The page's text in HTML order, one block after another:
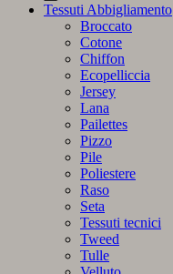
Tessuti Abbigliamento
Broccato
Cotone
Chiffon
Ecopelliccia
Jersey
Lana
Pailettes
Pizzo
Pile
Poliestere
Raso
Seta
Tessuti tecnici
Tweed
Tulle